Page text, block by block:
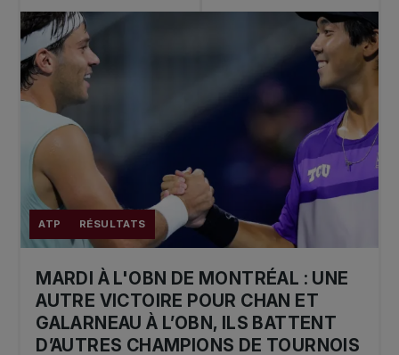
ATP RÉSULTATS
MARDI À L'OBN DE MONTRÉAL : UNE
AUTRE VICTOIRE POUR CHAN ET
GALARNEAU À L’OBN, ILS BATTENT
D’AUTRES CHAMPIONS DE TOURNOIS